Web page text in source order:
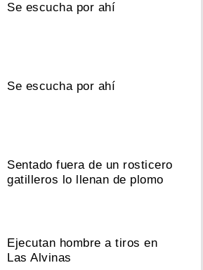
Se escucha por ahí
Se escucha por ahí
Sentado fuera de un rosticero
gatilleros lo llenan de plomo
Ejecutan hombre a tiros en
Las Alvinas